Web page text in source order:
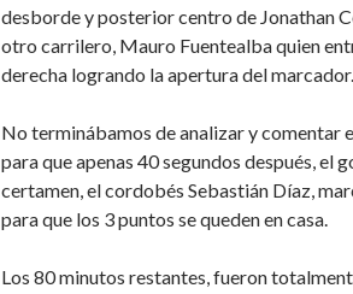
desborde y posterior centro de Jonathan
otro carrilero, Mauro Fuentealba quien
derecha logrando la apertura del marcador.
No terminábamos de analizar y comentar
para que apenas 40 segundos después, el
certamen, el cordobés Sebastián Díaz,
para que los 3 puntos se queden en casa.
Los 80 minutos restantes, fueron